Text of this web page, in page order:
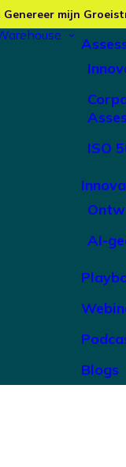
Genereer mijn
ISO
AI-
Blogs